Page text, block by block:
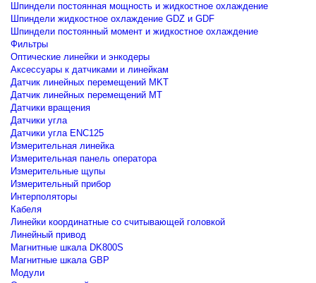
Шпиндели постоянная мощность и жидкостное охлаждение
Шпиндели жидкостное охлаждение GDZ и GDF
Шпиндели постоянный момент и жидкостное охлаждение
Фильтры
Оптические линейки и энкодеры
Аксессуары к датчиками и линейкам
Датчик линейных перемещений MKT
Датчик линейных перемещений MT
Датчики вращения
Датчики угла
Датчики угла ENC125
Измерительная линейка
Измерительная панель оператора
Измерительные щупы
Измерительный прибор
Интерполяторы
Кабеля
Линейки координатные со считывающей головкой
Линейный привод
Магнитные шкала DK800S
Магнитные шкала GBP
Модули